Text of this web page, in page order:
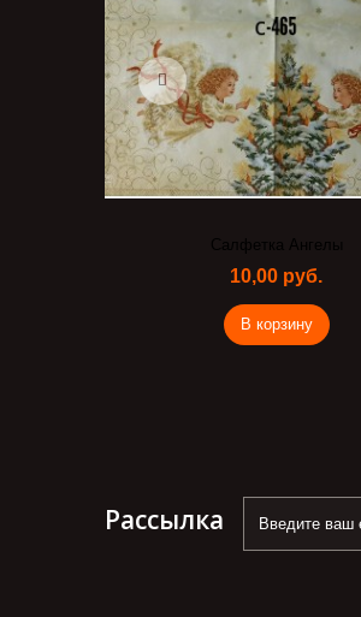
Салфетка Ангелы
10,00 руб.
В корзину
Рассылка